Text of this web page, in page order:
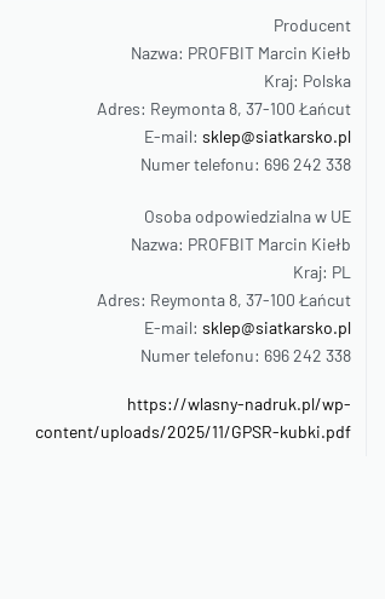
Producent
Nazwa: PROFBIT Marcin Kiełb
Kraj: Polska
Adres: Reymonta 8, 37-100 Łańcut
E-mail: sklep@siatkarsko.pl
Numer telefonu: 696 242 338
Osoba odpowiedzialna w UE
Nazwa: PROFBIT Marcin Kiełb
Kraj: PL
Adres: Reymonta 8, 37-100 Łańcut
E-mail: sklep@siatkarsko.pl
Numer telefonu: 696 242 338
https://wlasny-nadruk.pl/wp-
content/uploads/2025/11/GPSR-kubki.pdf